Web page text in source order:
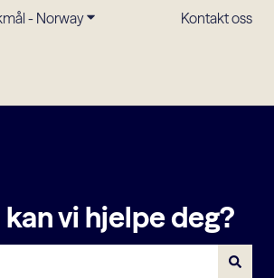
- NorwayVis undermeny forKontakt oss
vi hjelpe deg?